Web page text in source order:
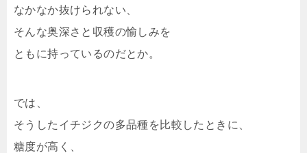
なかなか抜けられない、
そんな奥深さと収穫の愉しみを
ともに持っているのだとか。
では、
そうしたイチジクの多品種を比較したときに、
糖度が高く、